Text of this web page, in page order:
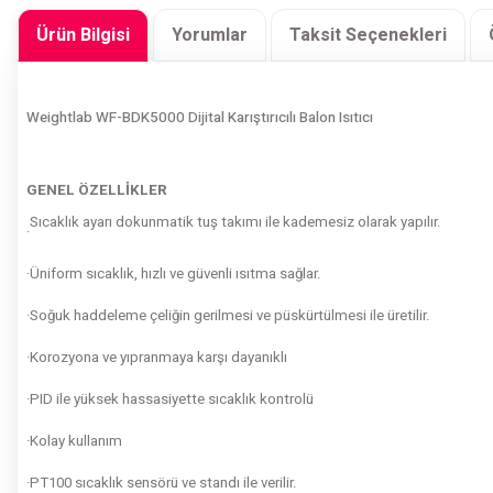
Ürün Bilgisi Yorumlar Taksit Seçenekleri
Weightlab WF-BDK5000 Dijital Karıştırıcılı Balon Isıtıcı
GENEL ÖZELLİKLER
·Sıcaklık ayarı dokunmatik tuş takımı ile kademesiz olarak yapılır.
·Üniform sıcaklık, hızlı ve güvenli ısıtma sağlar.
·Soğuk haddeleme çeliğin gerilmesi ve püskürtülmesi ile üretilir.
·Korozyona ve yıpranmaya karşı dayanıklı
·PID ile yüksek hassasiyette sıcaklık kontrolü
·Kolay kullanım
·PT100 sıcaklık sensörü ve standı ile verilir.